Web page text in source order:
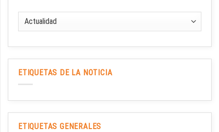
ETIQUETAS DE LA NOTICIA
ETIQUETAS GENERALES